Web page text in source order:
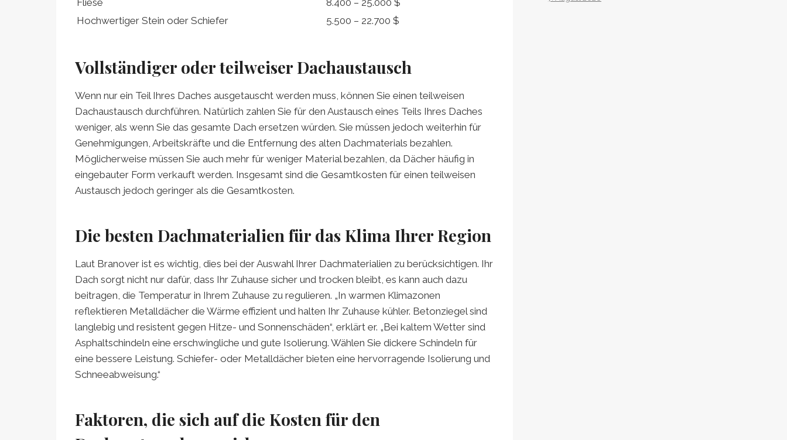
Hochwertiger Stein oder Schiefer
5.500 – 22.700 $
Vollständiger oder teilweiser Dachaustausch
Wenn nur ein Teil Ihres Daches ausgetauscht werden muss, können Sie einen teilweisen
Dachaustausch durchführen. Natürlich zahlen Sie für den Austausch eines Teils Ihres Daches
weniger, als wenn Sie das gesamte Dach ersetzen würden. Sie müssen jedoch weiterhin für
Genehmigungen, Arbeitskräfte und die Entfernung des alten Dachmaterials bezahlen.
Möglicherweise müssen Sie auch mehr für weniger Material bezahlen, da Dächer häufig in
eingebauter Form verkauft werden. Insgesamt sind die Gesamtkosten für einen teilweisen
Austausch jedoch geringer als die Gesamtkosten.
Die besten Dachmaterialien für das Klima Ihrer Region
Laut Branover ist es wichtig, dies bei der Auswahl Ihrer Dachmaterialien zu berücksichtigen. Ihr
Dach sorgt nicht nur dafür, dass Ihr Zuhause sicher und trocken bleibt, es kann auch dazu
beitragen, die Temperatur in Ihrem Zuhause zu regulieren. „In warmen Klimazonen
reflektieren Metalldächer die Wärme effizient und halten Ihr Zuhause kühler. Betonziegel sind
langlebig und resistent gegen Hitze- und Sonnenschäden“, erklärt er. „Bei kaltem Wetter sind
Asphaltschindeln eine erschwingliche und gute Isolierung. Wählen Sie dickere Schindeln für
eine bessere Leistung. Schiefer- oder Metalldächer bieten eine hervorragende Isolierung und
Schneeabweisung.“
Faktoren, die sich auf die Kosten für den